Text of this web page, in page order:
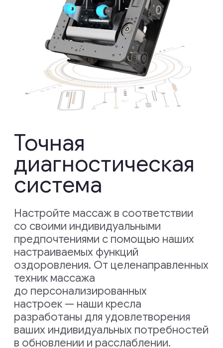
дизайн
Погрузитесь в стильный
и эргономичный дизайн, который
дополнит ваш дом, обеспечивая при
этом исключительный комфорт. Наши
массажные кресла созданы
с акцентом на эстетику,
функциональность и долговечность.
Почему OGAWA
Безупречное
качество в каждой
детали